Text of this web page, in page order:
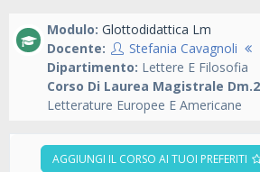
Modulo: Glottodidattica Lm
Docente:
Stefania Cavagnoli
Dipartimento: Lettere E Filosofia
Corso Di Laurea Magistrale
Letterature Europee E Americane
AGGIUNGI IL CORSO AI TUOI PREFERITI